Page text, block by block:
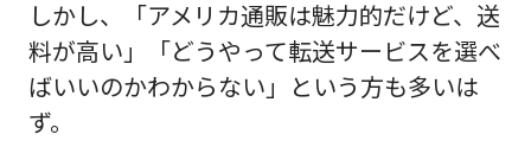
しかし、「アメリカ通販は魅力的だけど、送
料が高い」「どうやって転送サービスを選べ
ばいいのかわからない」という方も多いは
ず。